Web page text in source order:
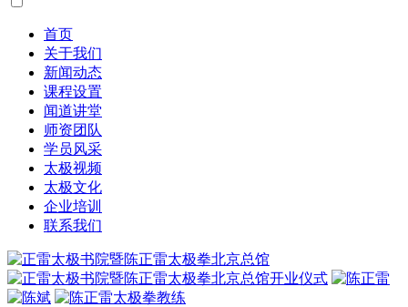
首页
关于我们
新闻动态
课程设置
闻道讲堂
师资团队
学员风采
太极视频
太极文化
企业培训
联系我们